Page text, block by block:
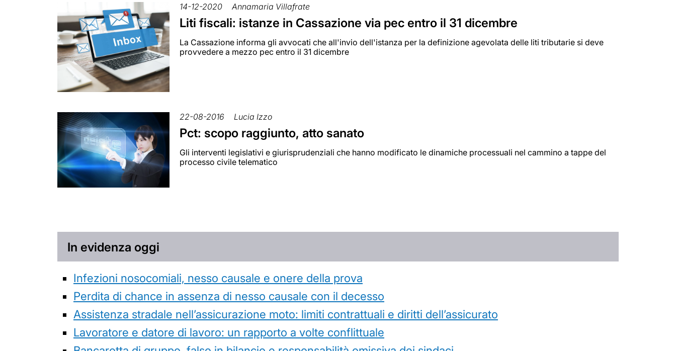
14-12-2020 Annamaria Villafrate
Liti fiscali: istanze in Cassazione via pec entro il 31 dicembre
La Cassazione informa gli avvocati che all'invio dell'istanza per la definizione agevolata delle liti tributarie si deve
provvedere a mezzo pec entro il 31 dicembre
22-08-2016 Lucia Izzo
Pct: scopo raggiunto, atto sanato
Gli interventi legislativi e giurisprudenziali che hanno modificato le dinamiche processuali nel cammino a tappe del
processo civile telematico
In evidenza oggi
Infezioni nosocomiali, nesso causale e onere della prova
Perdita di chance in assenza di nesso causale con il decesso
Assistenza stradale nell’assicurazione moto: limiti contrattuali e diritti dell’assicurato
Lavoratore e datore di lavoro: un rapporto a volte conflittuale